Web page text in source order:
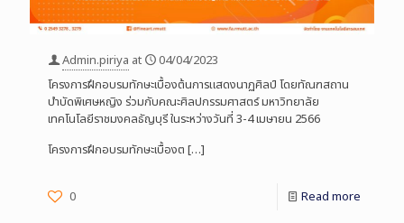
Admin.piriya at
04/04/2023
โครงการฝึกอบรมทักษะเบื้องต้นการแสดงนาฏศิลป์ โดยทัณฑสถาน
บำบัดพิเศษหญิง ร่วมกับคณะศิลปกรรมศาสตร์ มหาวิทยาลัย
เทคโนโลยีราชมงคลธัญบุรี ในระหว่างวันที่ 3-4 เมษายน 2566
โครงการฝึกอบรมทักษะเบื้องต […]
0 Read more